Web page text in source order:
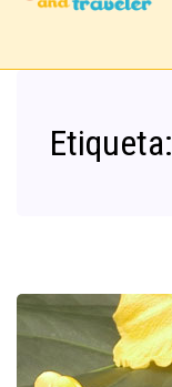
Etiqueta: